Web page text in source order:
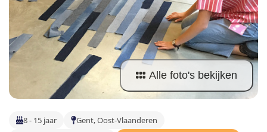
Vind jouw perfecte kamp
Beantwoord een paar korte vragen en wij doen de rest.
Alle foto's bekijken
8 - 15 jaar
Gent, Oost-Vlaanderen